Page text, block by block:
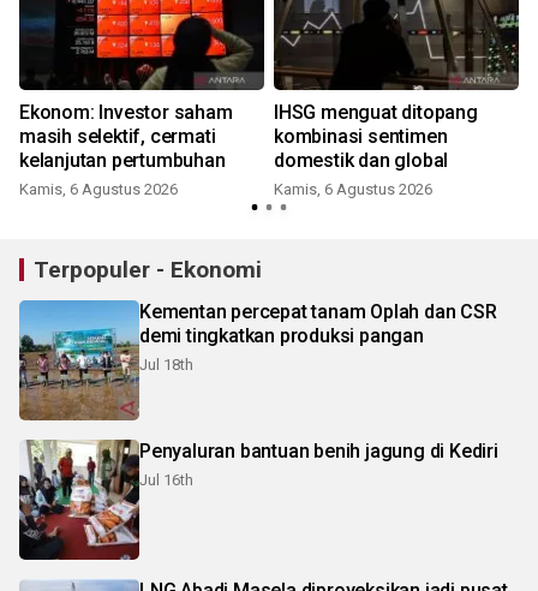
Ekonom: Investor saham
masih selektif, cermati
kelanjutan pertumbuhan
Kamis, 6 Agustus 2026
IHSG menguat ditopang
kombinasi sentimen
domestik dan global
Kamis, 6 Agustus 2026
Terpopuler - Ekonomi
Kementan percepat tanam Oplah dan CSR
demi tingkatkan produksi pangan
Jul 18th
Penyaluran bantuan benih jagung di Kediri
Jul 16th